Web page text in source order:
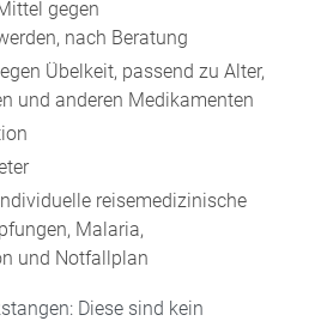
gegen
nach Beratung
Übelkeit, passend zu Alter,
und anderen Medikamenten
reisemedizinische
Malaria,
und Notfallplan
Diese sind kein